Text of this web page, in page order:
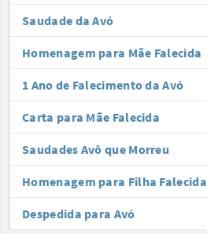
Saudade da Avó
Homenagem para Mãe Falecida
1 Ano de Falecimento da Avó
Carta para Mãe Falecida
Saudades Avô que Morreu
Homenagem para Filha Falecida
Despedida para Avó